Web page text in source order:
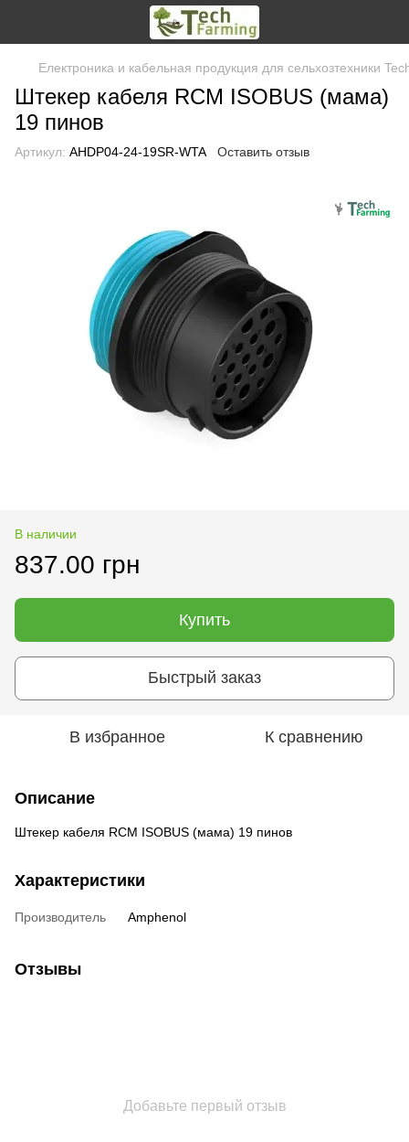
Електроника и кабельная продукция для сельхозтехники
Штекер кабеля RCM ISOBUS (мама)
19 пинов
Артикул: AHDP04-24-19SR-WTA Оставить отзыв
В наличии
837.00 грн
Купить
Быстрый заказ
В избранное К сравнению
Описание
Штекер кабеля RCM ISOBUS (мама) 19 пинов
Характеристики
Производитель Amphenol
Отзывы
Добавьте первый отзыв